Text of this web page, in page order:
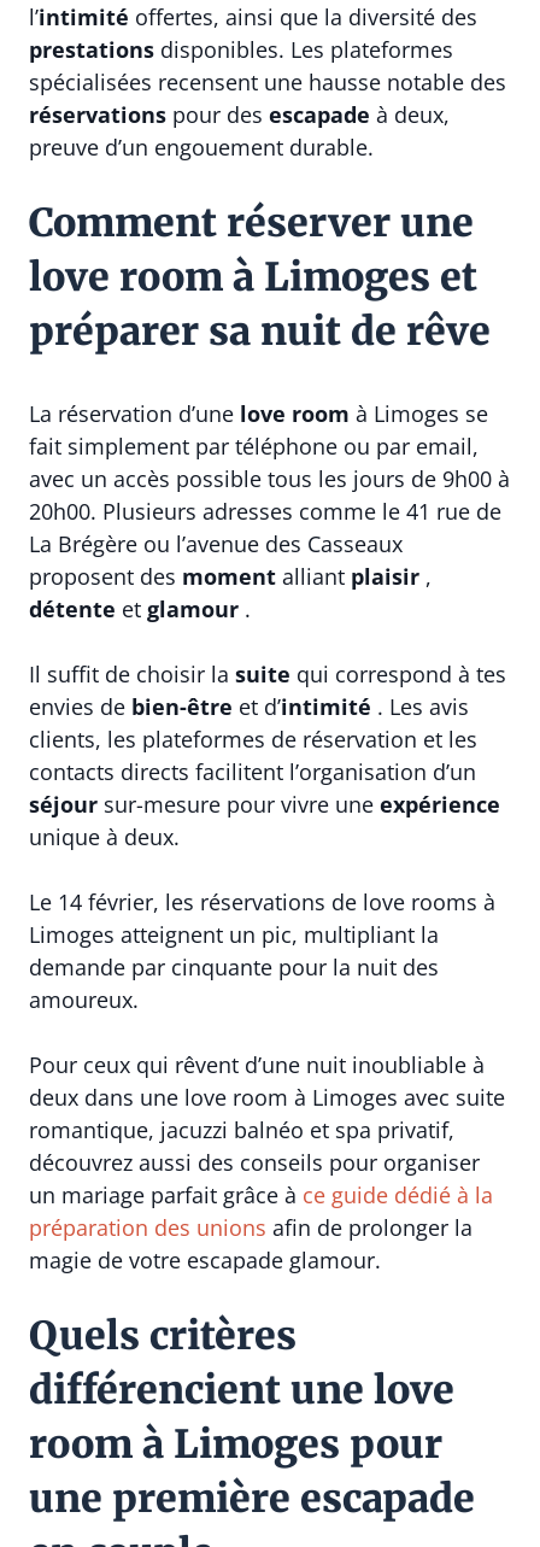
l’intimité offertes, ainsi que la diversité des
prestations disponibles. Les plateformes
spécialisées recensent une hausse notable des
réservations pour des escapade à deux,
preuve d’un engouement durable.
Comment réserver une
love room à Limoges et
préparer sa nuit de rêve
La réservation d’une love room à Limoges se
fait simplement par téléphone ou par email,
avec un accès possible tous les jours de 9h00 à
20h00. Plusieurs adresses comme le 41 rue de
La Brégère ou l’avenue des Casseaux
proposent des moment alliant plaisir ,
détente et glamour .
Il suffit de choisir la suite qui correspond à tes
envies de bien-être et d’intimité . Les avis
clients, les plateformes de réservation et les
contacts directs facilitent l’organisation d’un
séjour sur-mesure pour vivre une expérience
unique à deux.
Le 14 février, les réservations de love rooms à
Limoges atteignent un pic, multipliant la
demande par cinquante pour la nuit des
amoureux.
Pour ceux qui rêvent d’une nuit inoubliable à
deux dans une love room à Limoges avec suite
romantique, jacuzzi balnéo et spa privatif,
découvrez aussi des conseils pour organiser
un mariage parfait grâce à ce guide dédié à la
préparation des unions afin de prolonger la
magie de votre escapade glamour.
Quels critères
différencient une love
room à Limoges pour
une première escapade